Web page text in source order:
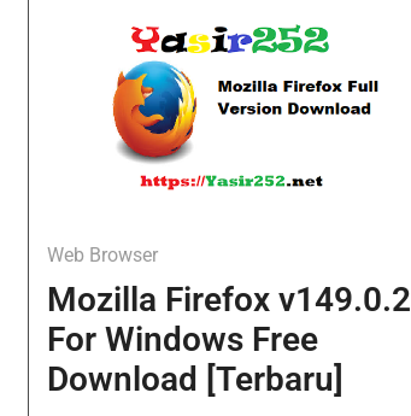
Web Browser
Mozilla Firefox v149.0.2
For Windows Free
Download [Terbaru]